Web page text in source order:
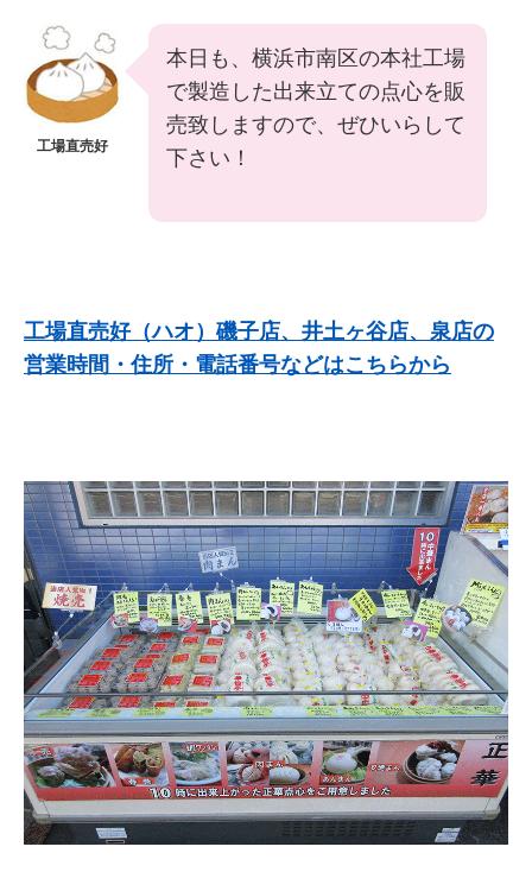
工場直売好
本日も、横浜市南区の本社工場
で製造した出来立ての点心を販
売致しますので、ぜひいらして
下さい！
工場直売好（ハオ）磯子店、井土ヶ谷店、泉店の
営業時間・住所・電話番号などはこちらから